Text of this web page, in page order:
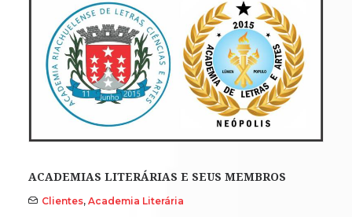
ACADEMIAS LITERÁRIAS E SEUS MEMBROS
Clientes, Academia Literária